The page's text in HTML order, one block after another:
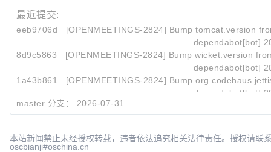
最近提交:
eeb9706d
[OPENMEETINGS-2824] Bump tomcat.version
dependabot[bot]
8d9c5863
[OPENMEETINGS-2824] Bump wicket.version
dependabot[bot]
1a43b861
[OPENMEETINGS-2824] Bump
dependabot[bot]
master 分支：
2026-07-31
本站新闻禁止未经授权转载，违者依法追究相关法律责任。授权请联
oscbianji#oschina.cn